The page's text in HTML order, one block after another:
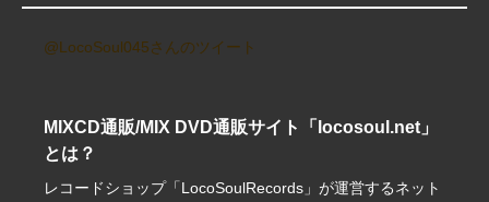
@LocoSoul045さんのツイート
MIXCD通販/MIX DVD通販サイト「locosoul.net」
とは？
レコードショップ「LocoSoulRecords」が運営するネット